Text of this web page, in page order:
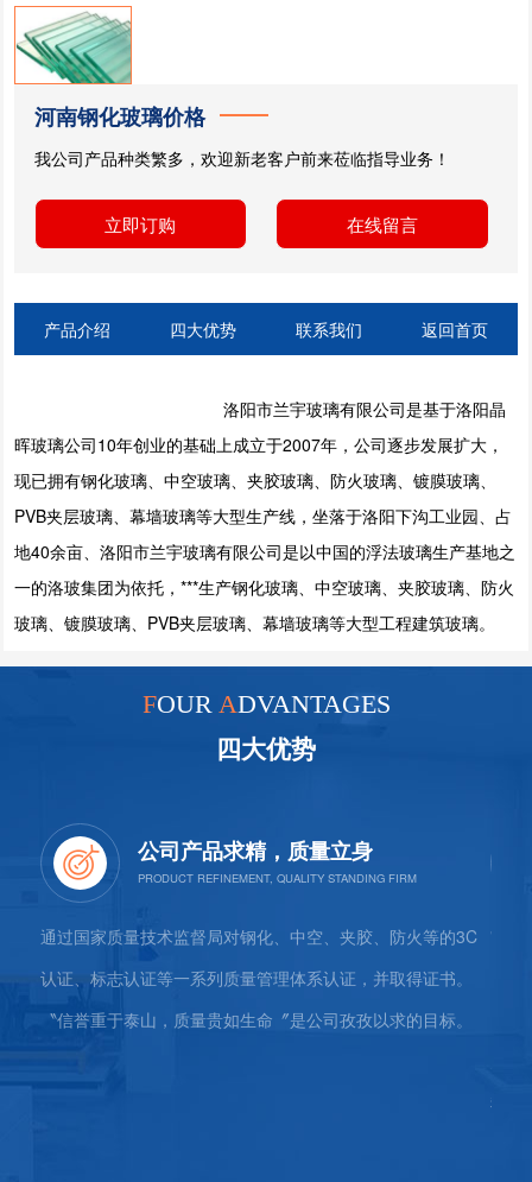
河南钢化玻璃价格
我公司产品种类繁多，欢迎新老客户前来莅临指导业务！
立即订购 在线留言
产品介绍 四大优势 联系我们 返回首页
洛阳市兰宇玻璃有限公司是基于洛阳晶
晖玻璃公司10年创业的基础上成立于2007年，公司逐步发展扩大，
现已拥有钢化玻璃、中空玻璃、夹胶玻璃、防火玻璃、镀膜玻璃、
PVB夹层玻璃、幕墙玻璃等大型生产线，坐落于洛阳下沟工业园、占
地40余亩、洛阳市兰宇玻璃有限公司是以中国的浮法玻璃生产基地之
一的洛玻集团为依托，***生产钢化玻璃、中空玻璃、夹胶玻璃、防火
玻璃、镀膜玻璃、PVB夹层玻璃、幕墙玻璃等大型工程建筑玻璃。
FOUR ADVANTAGES
四大优势
公司产品求精，质量立身
通过国家质量技术监督局对钢化、中空、夹胶、防火等的3C
认证、标志认证等一系列质量管理体系认证，并取得证书。
〝信誉重于泰山，质量贵如生命〞是公司孜孜以求的目标。
"立
我们